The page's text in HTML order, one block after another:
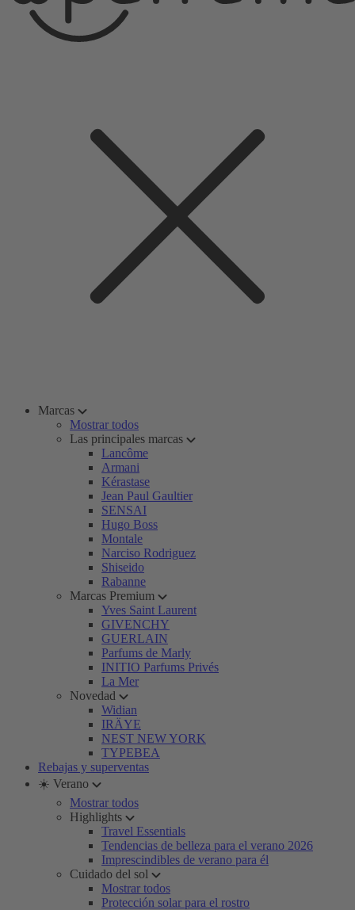
Marcas
Mostrar todos
Las principales marcas
Lancôme
Armani
Kérastase
Jean Paul Gaultier
SENSAI
Hugo Boss
Montale
Narciso Rodriguez
Shiseido
Rabanne
Marcas Premium
Yves Saint Laurent
GIVENCHY
GUERLAIN
Parfums de Marly
INITIO Parfums Privés
La Mer
Novedad
Widian
IRÄYE
NEST NEW YORK
TYPEBEA
Rebajas y superventas
☀️ Verano
Mostrar todos
Highlights
Travel Essentials
Tendencias de belleza para el verano 2026
Imprescindibles de verano para él
Cuidado del sol
Mostrar todos
Protección solar para el rostro